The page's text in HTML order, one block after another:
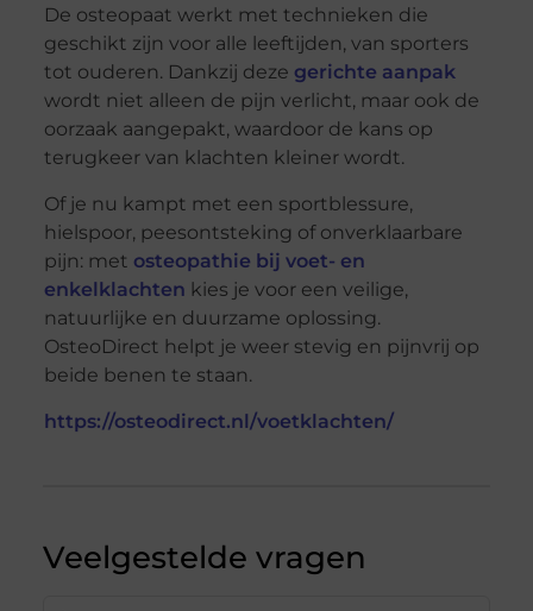
De osteopaat werkt met technieken die
geschikt zijn voor alle leeftijden, van sporters
tot ouderen. Dankzij deze gerichte aanpak
wordt niet alleen de pijn verlicht, maar ook de
oorzaak aangepakt, waardoor de kans op
terugkeer van klachten kleiner wordt.
Of je nu kampt met een sportblessure,
hielspoor, peesontsteking of onverklaarbare
pijn: met osteopathie bij voet- en
enkelklachten kies je voor een veilige,
natuurlijke en duurzame oplossing.
OsteoDirect helpt je weer stevig en pijnvrij op
beide benen te staan.
https://osteodirect.nl/voetklachten/
Veelgestelde vragen